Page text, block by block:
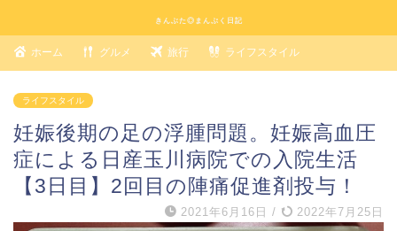
きんぶた◎まんぷく日記
ホーム グルメ 旅行 ライフスタイル
ライフスタイル
妊娠後期の足の浮腫問題。妊娠高血圧
症による日産玉川病院での入院生活
【3日目】2回目の陣痛促進剤投与！
2021年6月16日 / 2022年7月25日